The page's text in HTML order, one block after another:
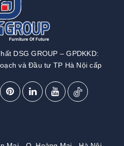
DSG GROUP – GPDKKD:
và Đầu tư TP Hà Nội cấp